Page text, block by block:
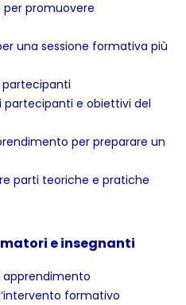
promuovere
una sessione formativa più
partecipanti
partecipanti e obiettivi del
per preparare un
parti teoriche e pratiche
e insegnanti
apprendimento
formativo